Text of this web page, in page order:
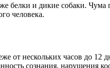
и дикие собаки. Чума
человека.
нескольких часов до 12
сознания, нарушения